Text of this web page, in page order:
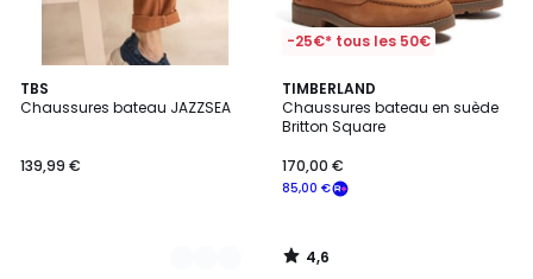
TBS
Chaussures bateau JAZZSEA
139,99 €
4
Couleurs
-25€* tous les 50€
TIMBERLAND
Chaussures bateau en suède
Britton Square
85,00 €
170,00 €
4,6
/ 5
4,6
/